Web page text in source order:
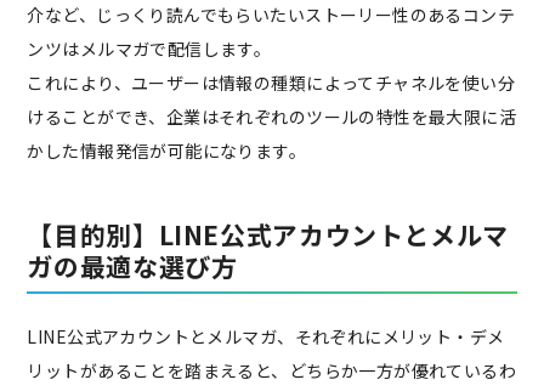
介など、じっくり読んでもらいたいストーリー性のあるコンテ
ンツはメルマガで配信します。
これにより、ユーザーは情報の種類によってチャネルを使い分
けることができ、企業はそれぞれのツールの特性を最大限に活
かした情報発信が可能になります。
【目的別】LINE公式アカウントとメルマ
ガの最適な選び方
LINE公式アカウントとメルマガ、それぞれにメリット・デメ
リットがあることを踏まえると、どちらか一方が優れているわ